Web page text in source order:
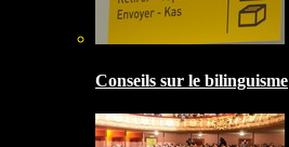
Conseils sur le bilinguisme